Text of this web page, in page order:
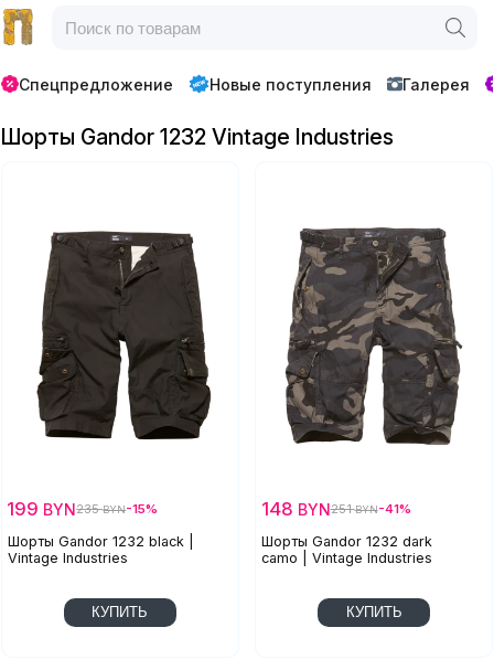
Спецпредложение Новые поступления Галерея
Шорты Gandor 1232 Vintage Industries
Шорты Gandor 1232 black |
Vintage Industries
199 BYN235BYN-15%
КУПИТЬ
Шорты Gandor 1232 dark
camo | Vintage Industries
148 BYN251BYN-41%
КУПИТЬ